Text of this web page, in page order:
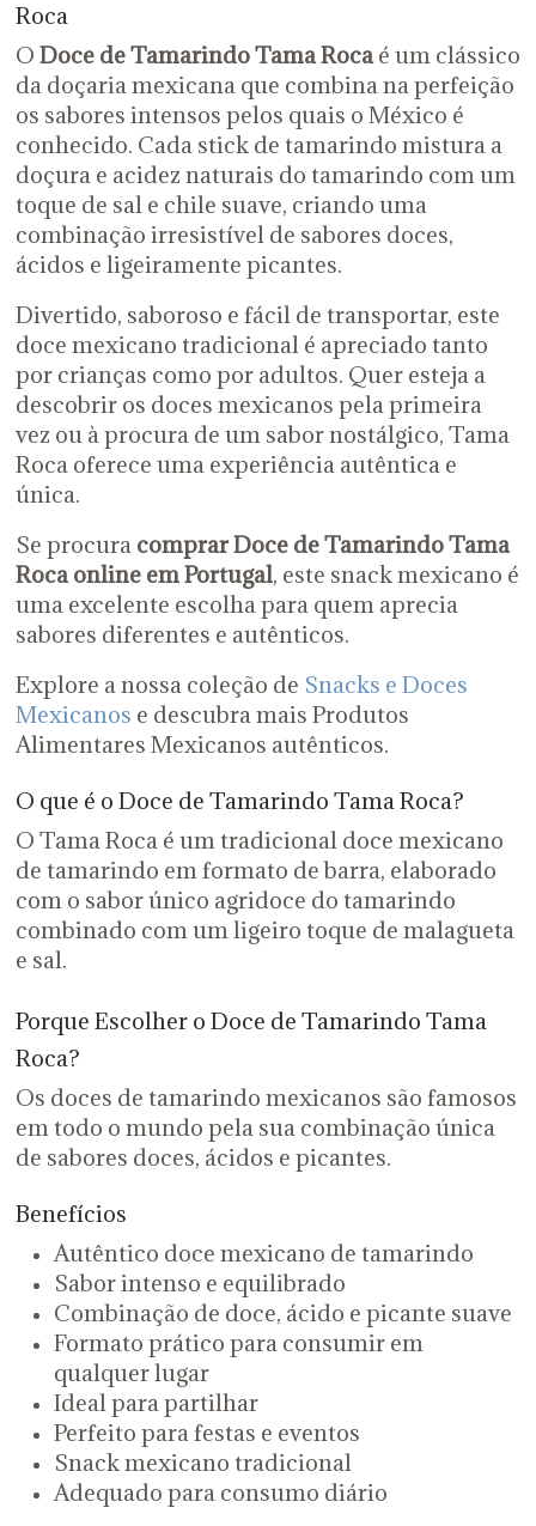
Roca
O Doce de Tamarindo Tama Rocaé um clássico
da doçaria mexicana que combina na perfeição
os sabores intensos pelos quais o México é
conhecido. Cada stick de tamarindo mistura a
doçura e acidez naturais do tamarindo com um
toque de sal e chile suave, criando uma
combinação irresistível de sabores doces,
ácidos e ligeiramente picantes.
Divertido, saboroso e fácil de transportar, este
doce mexicano tradicional é apreciado tanto
por crianças como por adultos. Quer esteja a
descobrir os doces mexicanos pela primeira
vez ou à procura de um sabor nostálgico, Tama
Roca oferece uma experiência autêntica e
única.
Se procura comprar Doce de Tamarindo Tama
Roca online em Portugal, este snack mexicano é
uma excelente escolha para quem aprecia
sabores diferentes e autênticos.
Explore a nossa coleção de Snacks e Doces
Mexicanos e descubra mais Produtos
Alimentares Mexicanos autênticos.
O que é o Doce de Tamarindo Tama Roca?
O Tama Roca é um tradicional doce mexicano
de tamarindo em formato de barra, elaborado
com o sabor único agridoce do tamarindo
combinado com um ligeiro toque de malagueta
e sal.
Porque Escolher o Doce de Tamarindo Tama
Roca?
Os doces de tamarindo mexicanos são famosos
em todo o mundo pela sua combinação única
de sabores doces, ácidos e picantes.
Benefícios
Autêntico doce mexicano de tamarindo
Sabor intenso e equilibrado
Combinação de doce, ácido e picante suave
Formato prático para consumir em
qualquer lugar
Ideal para partilhar
Perfeito para festas e eventos
Snack mexicano tradicional
Adequado para consumo diário